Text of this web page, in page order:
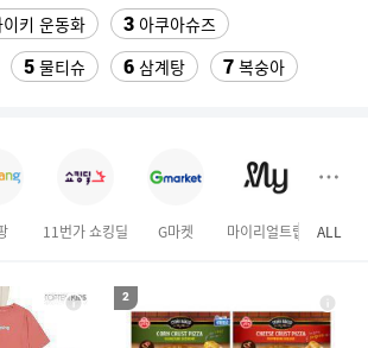
이키 운동화 3 아쿠아슈즈
5 물티슈 6 삼계탕 7 복숭아
권
디오션리조트
18 테프론 테이프
스투시 키즈
ALL
11번가 쇼킹딜 G마켓 마이리얼트립
2